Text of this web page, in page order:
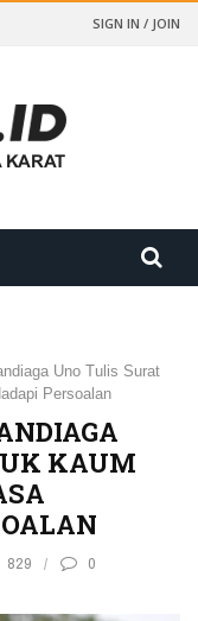
SIGN IN / JOIN
Uno Tulis Surat
Persoalan
KAUM
829 0